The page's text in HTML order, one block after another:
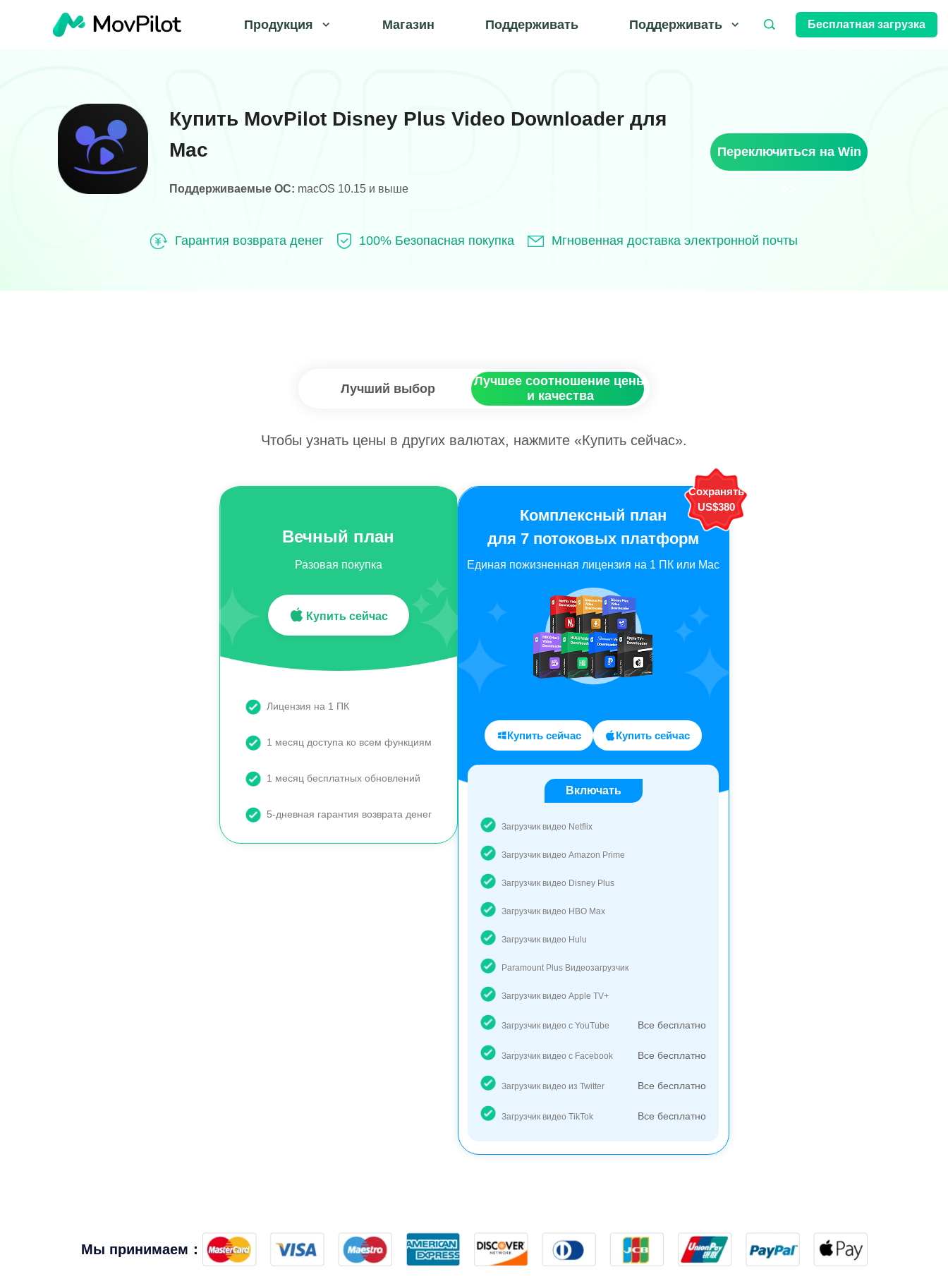
Продукция Магазин Поддерживать Поддерживать Бесплатная загрузка
Купить MovPilot Disney Plus Video Downloader для
Mac
Поддерживаемые ОС: macOS 10.15 и выше
Переключиться на Win
Гарантия возврата денег 100% Безопасная покупка Мгновенная доставка электронной почты
Лучший выбор
Лучшее соотношение цены
и качества
Чтобы узнать цены в других валютах, нажмите «Купить сейчас».
Вечный план
Разовая покупка
Купить сейчас
Лицензия на 1 ПК
1 месяц доступа ко всем функциям
1 месяц бесплатных обновлений
5-дневная гарантия возврата денег
Сохранять
US$380
Единая пожизненная лицензия на 1 ПК или Mac
Купить сейчас Купить сейчас
Включать
Загрузчик видео Netflix
Загрузчик видео Amazon Prime
Загрузчик видео Disney Plus
Загрузчик видео HBO Max
Загрузчик видео Hulu
Paramount Plus Видеозагрузчик
Загрузчик видео Apple TV+
Загрузчик видео с YouTube Все бесплатно
Загрузчик видео с Facebook Все бесплатно
Загрузчик видео из Twitter Все бесплатно
Загрузчик видео TikTok Все бесплатно
Мы принимаем：